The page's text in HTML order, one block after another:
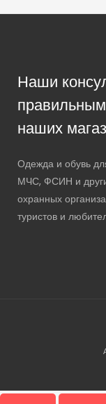
Наши
наших
Одежда и обувь
МЧС, ФСИН и
охранных
туристов и